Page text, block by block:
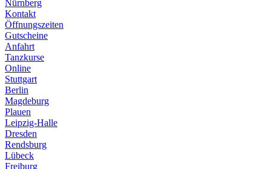
Nürnberg
Kontakt
Öffnungszeiten
Gutscheine
Anfahrt
Tanzkurse
Online
Stuttgart
Berlin
Magdeburg
Plauen
Leipzig-Halle
Dresden
Rendsburg
Lübeck
Freiburg